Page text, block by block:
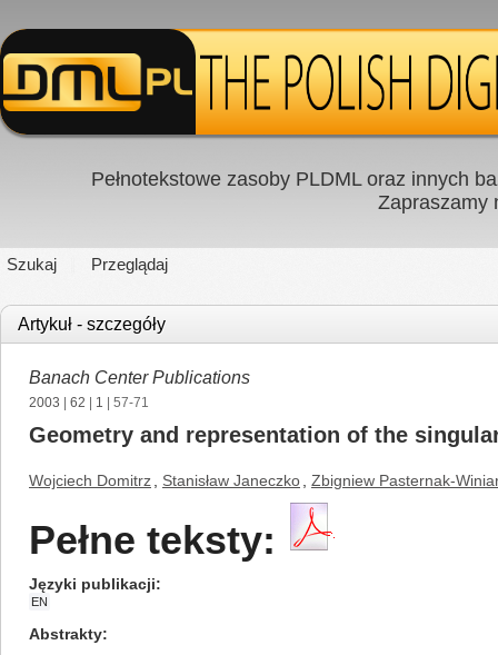
Pełnotekstowe zasoby PLDML oraz innych
Zapraszamy
Szukaj Przeglądaj
Artykuł - szczegóły
Banach Center Publications
2003 62 1 | 57-71
Geometry and representation of the
Wojciech Domitrz Stanisław Janeczko Zbigniew Pasternak-
Pełne teksty:
Języki publikacji
EN
Abstrakty